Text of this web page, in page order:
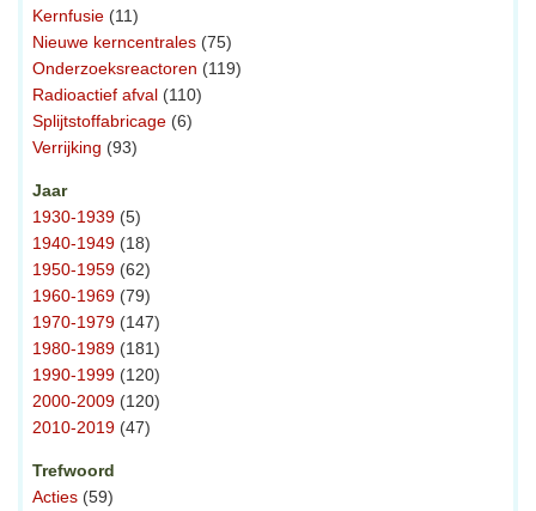
Kernfusie (11)
Nieuwe kerncentrales (75)
Onderzoeksreactoren (119)
Radioactief afval (110)
Splijtstoffabricage (6)
Verrijking (93)
Jaar
1930-1939 (5)
1940-1949 (18)
1950-1959 (62)
1960-1969 (79)
1970-1979 (147)
1980-1989 (181)
1990-1999 (120)
2000-2009 (120)
2010-2019 (47)
Trefwoord
Acties (59)